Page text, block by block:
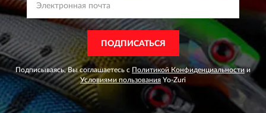
ПОДПИСАТЬСЯ
Подписываясь, Вы соглашаетесь с Политикой Конфиденциальности и
Условиями пользования Yo-Zuri